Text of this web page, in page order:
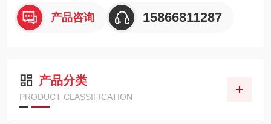
产品咨询 15866811287
产品分类
PRODUCT CLASSIFICATION